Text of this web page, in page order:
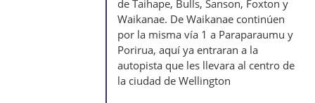
de Taihape, Bulls, Sanson, Foxton y
Waikanae. De Waikanae continúen
por la misma vía 1 a Paraparaumu y
Porirua, aquí ya entraran a la
autopista que les llevara al centro de
la ciudad de Wellington